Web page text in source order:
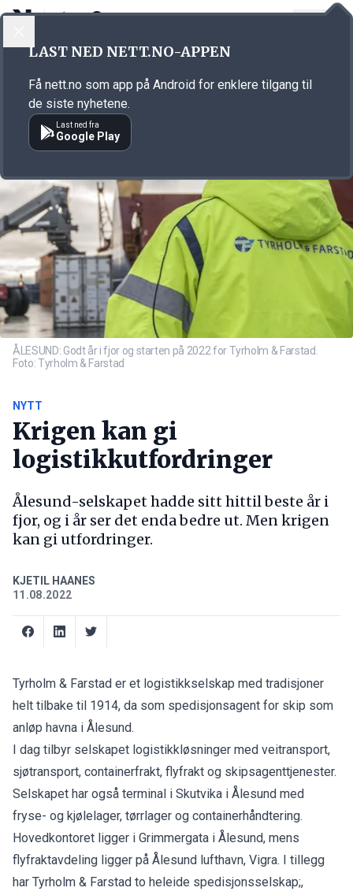
Annonsørinnhold
ÅLESUND: Godt år i fjor og starten på 2022 for Tyrholm & Farstad.
Foto: Tyrholm & Farstad
NYTT
Krigen kan gi
logistikkutfordringer
Ålesund-selskapet hadde sitt hittil beste år i
fjor, og i år ser det enda bedre ut. Men krigen
kan gi utfordringer.
KJETIL HAANES
11.08.2022
Tyrholm & Farstad er et logistikkselskap med tradisjoner
helt tilbake til 1914, da som spedisjonsagent for skip som
anløp havna i Ålesund.
I dag tilbyr selskapet logistikkløsninger med veitransport,
sjøtransport, containerfrakt, flyfrakt og skipsagenttjenester.
Selskapet har også terminal i Skutvika i Ålesund med
fryse- og kjølelager, tørrlager og containerhåndtering.
Hovedkontoret ligger i Grimmergata i Ålesund, mens
flyfraktavdeling ligger på Ålesund lufthavn, Vigra. I tillegg
har Tyrholm & Farstad to heleide spedisjonsselskap;,
LAST NED NETT.NO-APPEN
Få nett.no som app på Android for enklere tilgang til
de siste nyhetene.
Last ned fra
Google Play